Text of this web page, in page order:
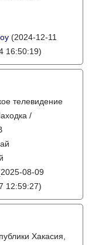
(2024-12-11
16:50:19)
телевидение
/
08-09
12:59:27)
Хакасия,